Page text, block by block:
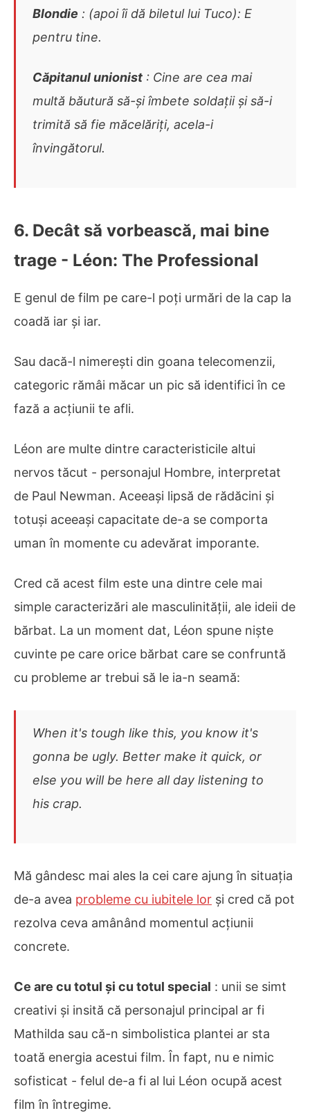
Blondie : (apoi îi dă biletul lui Tuco): E
pentru tine.
Căpitanul unionist : Cine are cea mai
multă băutură să-și îmbete soldații și să-i
trimită să fie măcelăriți, acela-i
învingătorul.
6. Decât să vorbească, mai bine
trage - Léon: The Professional
E genul de film pe care-l poți urmări de la cap la
coadă iar și iar.
Sau dacă-l nimerești din goana telecomenzii,
categoric rămâi măcar un pic să identifici în ce
fază a acțiunii te afli.
Léon are multe dintre caracteristicile altui
nervos tăcut - personajul Hombre, interpretat
de Paul Newman. Aceeași lipsă de rădăcini și
totuși aceeași capacitate de-a se comporta
uman în momente cu adevărat imporante.
Cred că acest film este una dintre cele mai
simple caracterizări ale masculinității, ale ideii de
bărbat. La un moment dat, Léon spune niște
cuvinte pe care orice bărbat care se confruntă
cu probleme ar trebui să le ia-n seamă:
When it's tough like this, you know it's
gonna be ugly. Better make it quick, or
else you will be here all day listening to
his crap.
Mă gândesc mai ales la cei care ajung în situația
de-a avea probleme cu iubitele lor și cred că pot
rezolva ceva amânând momentul acțiunii
concrete.
Ce are cu totul și cu totul special : unii se simt
creativi și insită că personajul principal ar fi
Mathilda sau că-n simbolistica plantei ar sta
toată energia acestui film. În fapt, nu e nimic
sofisticat - felul de-a fi al lui Léon ocupă acest
film în întregime.